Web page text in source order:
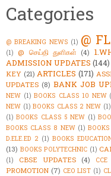
Categories
@ BREAKING NEWS (1) @
(1) @ செய்தி துளிகள் (4)
ADMISSION UPDATES (144)
KEY (21) ARTICLES (171)
UPDATES (8) BANK JOB
NEW (1) BOOKS CLASS 10 NEW
NEW (1) BOOKS CLASS 2 NEW (1)
(1) BOOKS CLASS 5 NEW (1)
BOOKS CLASS 8 NEW (1)
D.ELE.ED 2 (1) BOOKS
(13) BOOKS POLYTECHNIC (1)
(1)
CBSE UPDATES (4) CCE
PROMOTION (7) CEO LIST (1)